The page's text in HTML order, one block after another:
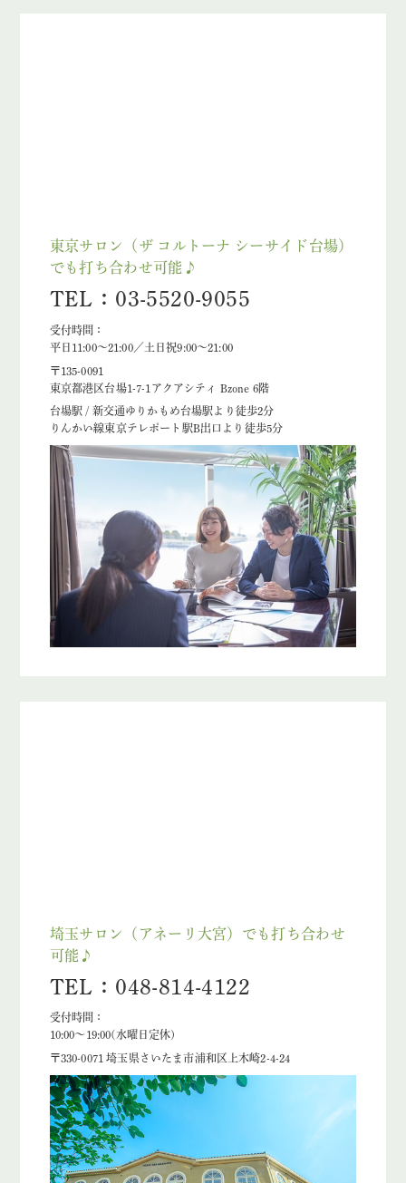
東京サロン（ザ コルトーナ シーサイド台場）
でも打ち合わせ可能♪
TEL：03-5520-9055
受付時間：
平日11:00～21:00／土日祝9:00～21:00
〒135-0091
東京都港区台場1-7-1アクアシティ Bzone 6階
台場駅 / 新交通ゆりかもめ台場駅より徒歩2分
りんかい線東京テレポート駅B出口より徒歩5分
埼玉サロン（アネーリ大宮）でも打ち合わせ
可能♪
TEL：048-814-4122
受付時間：
10:00〜19:00(水曜日定休)
〒330-0071 埼玉県さいたま市浦和区上木崎2-4-24